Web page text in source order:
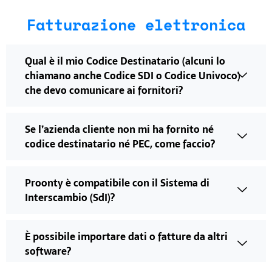
Fatturazione elettronica
Qual è il mio Codice Destinatario (alcuni lo
chiamano anche Codice SDI o Codice Univoco)
che devo comunicare ai fornitori?
Se l’azienda cliente non mi ha fornito né
codice destinatario né PEC, come faccio?
Proonty è compatibile con il Sistema di
Interscambio (SdI)?
È possibile importare dati o fatture da altri
software?